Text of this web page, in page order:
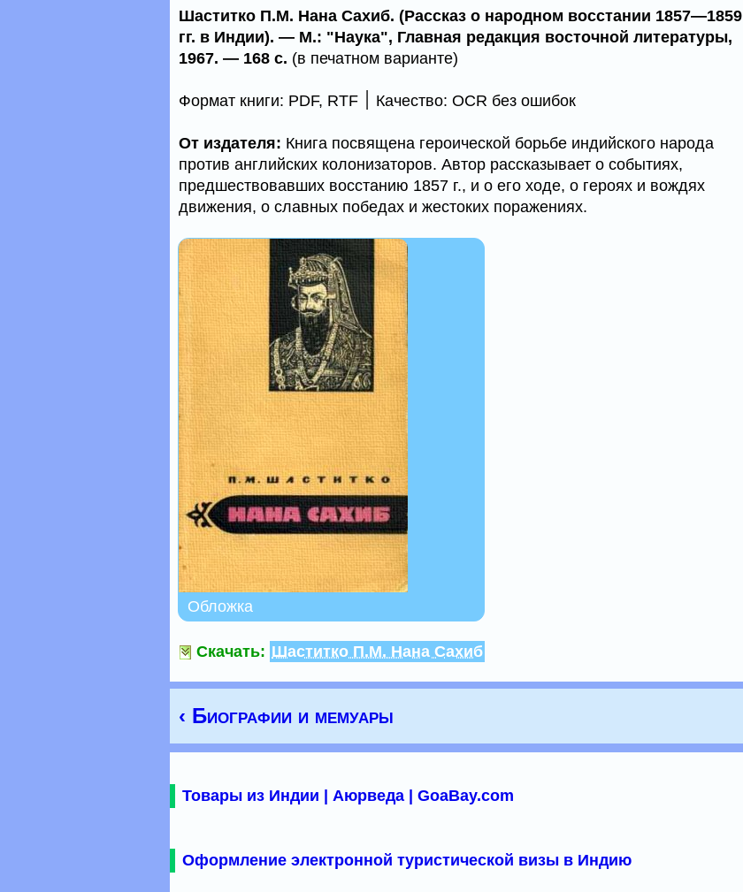
Шаститко П.М. Нана Сахиб. (Рассказ о народном восстании 1857—1859
гг. в Индии). ― М.: "Наука", Главная редакция восточной литературы,
1967. ― 168 с. (в печатном варианте)
Формат книги: PDF, RTF ׀ Качество: OCR без ошибок
От издателя: Книга посвящена героической борьбе индийского народа
против английских колонизаторов. Автор рассказывает о событиях,
предшествовавших восстанию 1857 г., и о его ходе, о героях и вождях
движения, о славных победах и жестоких поражениях.
Обложка
Скачать: Шаститко П.М. Нана Сахиб
‹ Биографии и мемуары
Товары из Индии | Аюрведа | GoaBay.com
Оформление электронной туристической визы в Индию